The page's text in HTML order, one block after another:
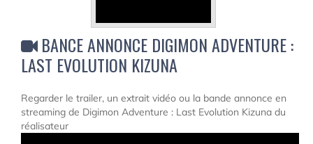
BANCE ANNONCE DIGIMON ADVENTURE :
LAST EVOLUTION KIZUNA
Regarder le trailer, un extrait vidéo ou la bande annonce en
streaming de Digimon Adventure : Last Evolution Kizuna du
réalisateur